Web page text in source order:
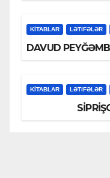
KİTABLAR LƏTIFƏLƏR
DAVUD
KİTABLAR LƏTIFƏLƏR
SİPRİŞON